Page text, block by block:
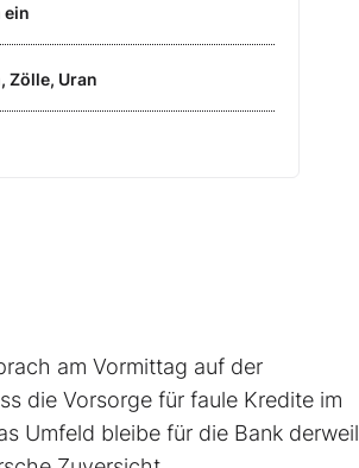
ein
Zölle, Uran
am Vormittag auf der
die Vorsorge für faule Kredite im
Umfeld bleibe für die Bank derweil